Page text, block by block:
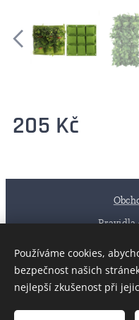
205 Kč
Pravidla
Péče o dům a
Používáme cookies,
bezpečnost našich
nejlepší zkušenost při